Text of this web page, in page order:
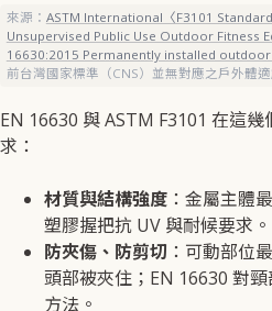
來源： ASTM International〈F3101
Unsupervised Public Use Outdoor Fitness
16630:2015 Permanently installed outdoor
前台灣國家標準（CNS）並無對應之戶外體
EN 16630 與 ASTM F3101 在這
求：
材質與結構強度 ：金屬主體
塑膠握把抗 UV 與耐候要求。
防夾傷、防剪切 ：可動部位
頭部被夾住；EN 16630 對
方法。